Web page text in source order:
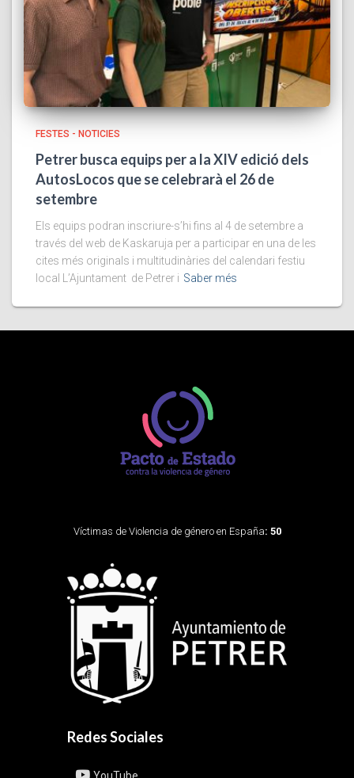
FESTES - NOTICIES
Petrer busca equips per a la XIV edició dels
AutosLocos que se celebrarà el 26 de
setembre
Els equips podran inscriure-s’hi fins al 4 de setembre a
través del web de Kaskaruja per a participar en una de les
cites més originals i multitudinàries del calendari festiu
local L’Ajuntament de Petrer i Saber més
Víctimas de Violencia de género en España: 50
Redes Sociales